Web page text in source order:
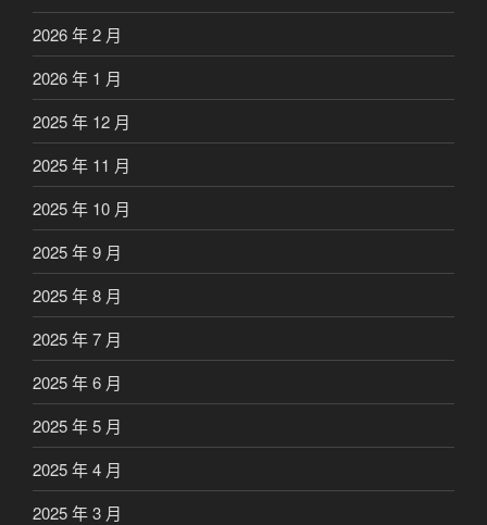
2026 年 2 月
2026 年 1 月
2025 年 12 月
2025 年 11 月
2025 年 10 月
2025 年 9 月
2025 年 8 月
2025 年 7 月
2025 年 6 月
2025 年 5 月
2025 年 4 月
2025 年 3 月